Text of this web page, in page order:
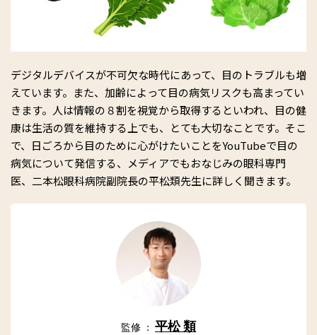
デジタルデバイスが不可欠な時代にあって、目のトラブルも増
えています。また、加齢によって目の病気リスクも高まってい
きます。人は情報の８割を視覚から取得するといわれ、目の健
康は生活の質を維持する上でも、とても大切なことです。そこ
で、日ごろから目のために心がけたいことをYouTubeで目の
病気について発信する、メディアでもおなじみの眼科専門
医、二本松眼科病院副院長の平松類先生に詳しく聞きます。
監修 ： 平松 類